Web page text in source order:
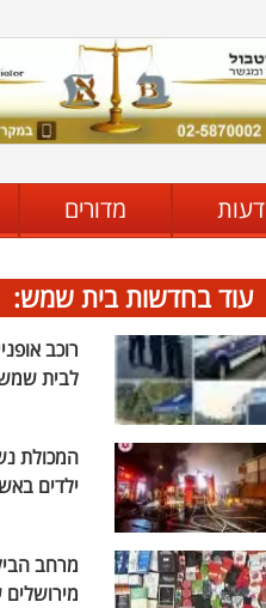
דעות מדורים
עוד בחדשות בית שמש:
לבית
המכולת
ילדים
מרחב